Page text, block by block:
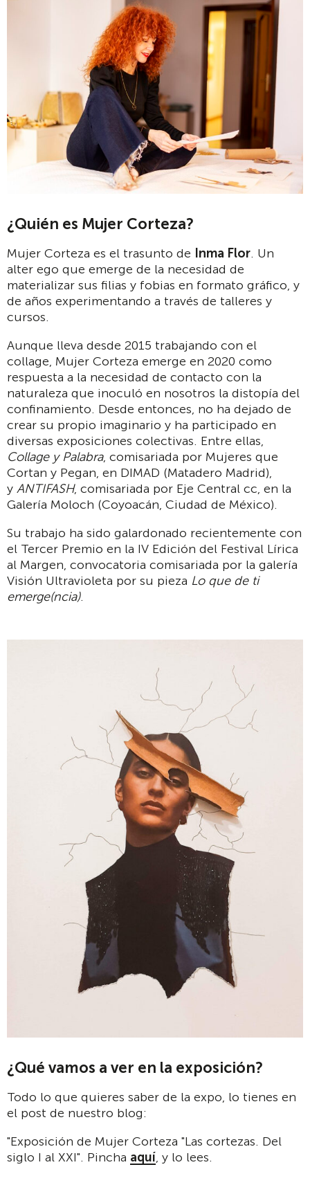
¿Quién es Mujer Corteza?
Mujer Corteza es el trasunto de Inma Flor. Un
alter ego que emerge de la necesidad de
materializar sus filias y fobias en formato gráfico, y
de años experimentando a través de talleres y
cursos.
Aunque lleva desde 2015 trabajando con el
collage, Mujer Corteza emerge en 2020 como
respuesta a la necesidad de contacto con la
naturaleza que inoculó en nosotros la distopía del
confinamiento. Desde entonces, no ha dejado de
crear su propio imaginario y ha participado en
diversas exposiciones colectivas. Entre ellas,
Collage y Palabra, comisariada por Mujeres que
Cortan y Pegan, en DIMAD (Matadero Madrid),
y ANTIFASH, comisariada por Eje Central cc, en la
Galería Moloch (Coyoacán, Ciudad de México).
Su trabajo ha sido galardonado recientemente con
el Tercer Premio en la IV Edición del Festival Lírica
al Margen, convocatoria comisariada por la galería
Visión Ultravioleta por su pieza Lo que de ti
emerge(ncia).
¿Qué vamos a ver en la exposición?
Todo lo que quieres saber de la expo, lo tienes en
el post de nuestro blog:
"Exposición de Mujer Corteza "Las cortezas. Del
siglo I al XXI". Pincha aquí, y lo lees.